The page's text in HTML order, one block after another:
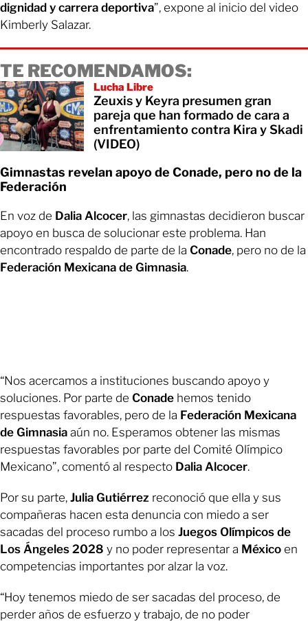
dignidad y carrera deportiva”, expone al inicio del video
Kimberly Salazar.
TE RECOMENDAMOS:
Lucha Libre
Zeuxis y Keyra presumen gran
pareja que han formado de cara a
enfrentamiento contra Kira y Skadi
(VIDEO)
Gimnastas revelan apoyo de Conade, pero no de la
Federación
En voz de Dalia Alcocer, las gimnastas decidieron buscar
apoyo en busca de solucionar este problema. Han
encontrado respaldo de parte de la Conade, pero no de la
Federación Mexicana de Gimnasia.
“Nos acercamos a instituciones buscando apoyo y
soluciones. Por parte de Conade hemos tenido
respuestas favorables, pero de la Federación Mexicana
de Gimnasia aún no. Esperamos obtener las mismas
respuestas favorables por parte del Comité Olímpico
Mexicano”, comentó al respecto Dalia Alcocer.
Por su parte, Julia Gutiérrez reconoció que ella y sus
compañeras hacen esta denuncia con miedo a ser
sacadas del proceso rumbo a los Juegos Olímpicos de
Los Ángeles 2028 y no poder representar a México en
competencias importantes por alzar la voz.
“Hoy tenemos miedo de ser sacadas del proceso, de
perder años de esfuerzo y trabajo, de no poder